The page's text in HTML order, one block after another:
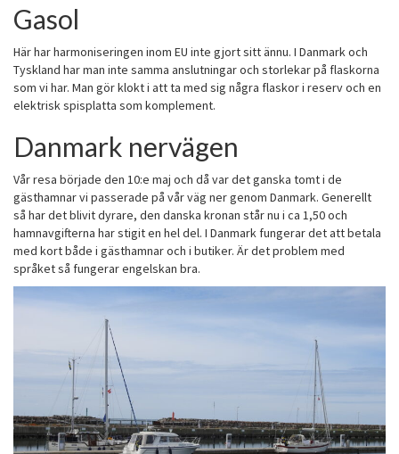
Gasol
Här har harmoniseringen inom EU inte gjort sitt ännu. I Danmark och
Tyskland har man inte samma anslutningar och storlekar på flaskorna
som vi har. Man gör klokt i att ta med sig några flaskor i reserv och en
elektrisk spisplatta som komplement.
Danmark nervägen
Vår resa började den 10:e maj och då var det ganska tomt i de
gästhamnar vi passerade på vår väg ner genom Danmark. Generellt
så har det blivit dyrare, den danska kronan står nu i ca 1,50 och
hamnavgifterna har stigit en hel del. I Danmark fungerar det att betala
med kort både i gästhamnar och i butiker. Är det problem med
språket så fungerar engelskan bra.